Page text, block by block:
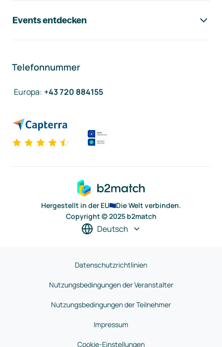
Events entdecken
Telefonnummer
Europa: +43 720 884155
Hergestellt in der EU
Die Welt verbinden.
Copyright © 2025 b2match
Deutsch
Datenschutzrichtlinien
Nutzungsbedingungen der Veranstalter
Nutzungsbedingungen der Teilnehmer
Impressum
Cookie-Einstellungen